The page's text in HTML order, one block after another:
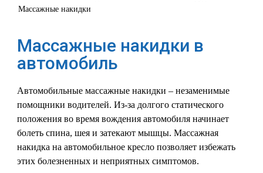
Массажные накидки
Массажные накидки в
автомобиль
Автомобильные массажные накидки – незаменимые
помощники водителей. Из-за долгого статического
положения во время вождения автомобиля начинает
болеть спина, шея и затекают мышцы. Массажная
накидка на автомобильное кресло позволяет избежать
этих болезненных и неприятных симптомов.